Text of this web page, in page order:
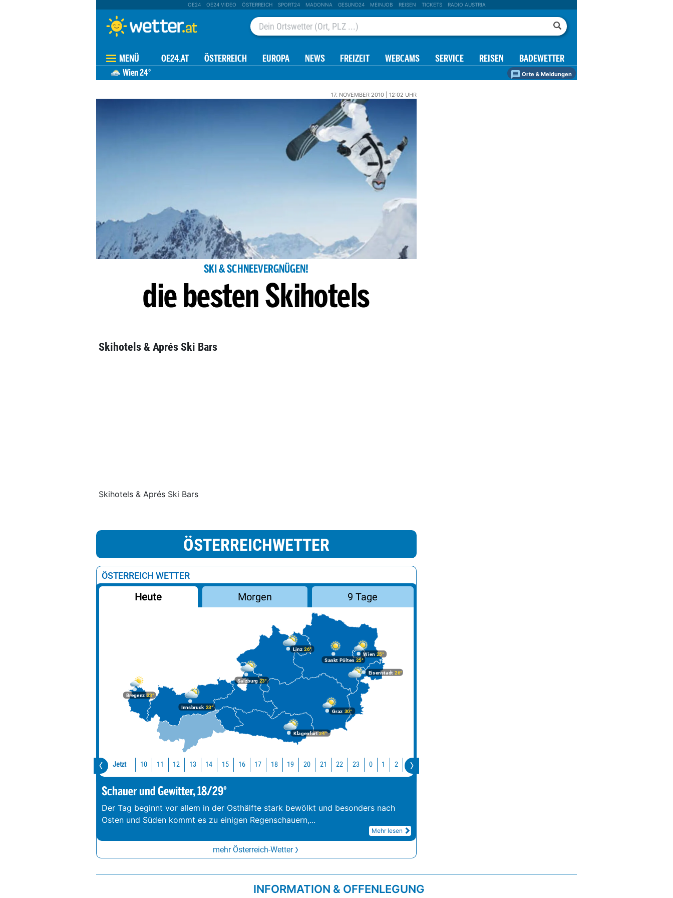
OE24 OE24 VIDEO ÖSTERREICH SPORT24 MADONNA GESUND24 MEINJOB REISEN TICKETS RADIO AUSTRIA
MENÜ OE24.AT ÖSTERREICH EUROPA NEWS FREIZEIT WEBCAMS SERVICE REISEN BADEWETTER
Wien24° Orte & Meldungen
17. NOVEMBER 2010 | 12:02 UHR
SKI & SCHNEEVERGNÜGEN!
die besten Skihotels
Skihotels & Aprés Ski Bars
Skihotels & Aprés Ski Bars
ÖSTERREICHWETTER
ÖSTERREICH WETTER
Heute Morgen 9 Tage
Bregenz23°
Graz 30°
Innsbruck23°
Klagenfurt24°
Linz 26°
Salzburg23°
Wien 25°
Eisenstadt 26°
Sankt Pölten 25°
Jetzt 10 11 12 13 14 15 16 17 18 19 20 21 22 23 0 1 2 3
Schauer und Gewitter, 18/29°
Der Tag beginnt vor allem in der Osthälfte stark bewölkt und besonders nach
Osten und Süden kommt es zu einigen Regenschauern,...
Mehr lesen
mehr Österreich-Wetter
INFORMATION & OFFENLEGUNG